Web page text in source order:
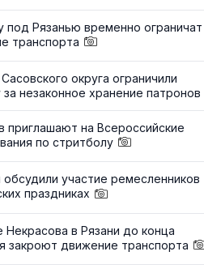
под Рязанью временно ограничат
транспорта
округа ограничили
незаконное хранение патронов
приглашают на Всероссийские
по стритболу
обсудили участие ремесленников
праздниках
Некрасова в Рязани до конца
закроют движение транспорта